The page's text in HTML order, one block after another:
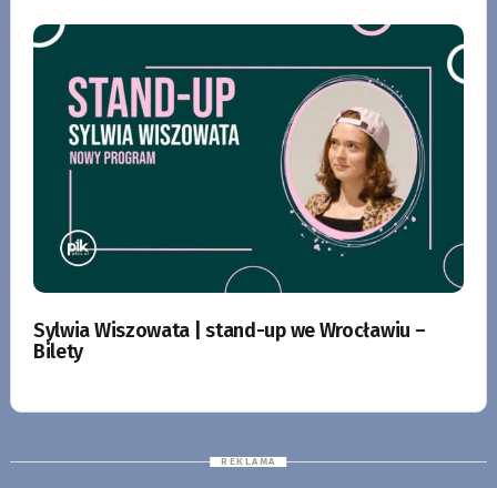
Sylwia Wiszowata | stand-up we Wrocławiu –
Bilety